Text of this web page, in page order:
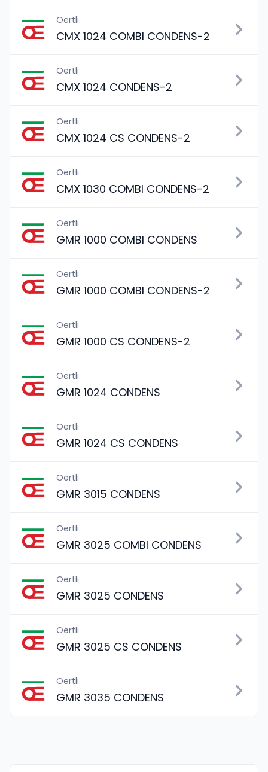
Oertli
CMX 1024 COMBI CONDENS-2
Oertli
CMX 1024 CONDENS-2
Oertli
CMX 1024 CS CONDENS-2
Oertli
CMX 1030 COMBI CONDENS-2
Oertli
GMR 1000 COMBI CONDENS
Oertli
GMR 1000 COMBI CONDENS-2
Oertli
GMR 1000 CS CONDENS-2
Oertli
GMR 1024 CONDENS
Oertli
GMR 1024 CS CONDENS
Oertli
GMR 3015 CONDENS
Oertli
GMR 3025 COMBI CONDENS
Oertli
GMR 3025 CONDENS
Oertli
GMR 3025 CS CONDENS
Oertli
GMR 3035 CONDENS